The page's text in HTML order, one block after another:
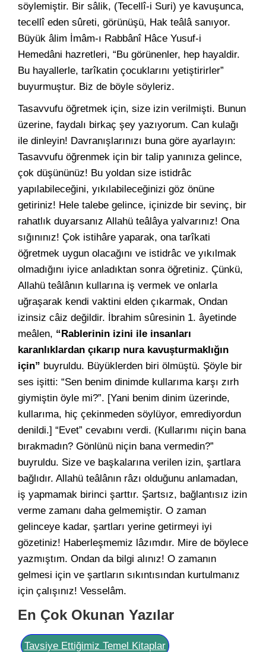
söylemiştir. Bir sâlik, (Tecellî-i Suri) ye kavuşunca,
tecellî eden sûreti, görünüşü, Hak teâlâ sanıyor.
Büyük âlim İmâm-ı Rabbânî Hâce Yusuf-i
Hemedâni hazretleri, “Bu görünenler, hep hayaldir.
Bu hayallerle, tarîkatin çocuklarını yetiştirirler”
buyurmuştur. Biz de böyle söyleriz.
Tasavvufu öğretmek için, size izin verilmişti. Bunun
üzerine, faydalı birkaç şey yazıyorum. Can kulağı
ile dinleyin! Davranışlarınızı buna göre ayarlayın:
Tasavvufu öğrenmek için bir talip yanınıza gelince,
çok düşününüz! Bu yoldan size istidrâc
yapılabileceğini, yıkılabileceğinizi göz önüne
getiriniz! Hele talebe gelince, içinizde bir sevinç, bir
rahatlık duyarsanız Allahü teâlâya yalvarınız! Ona
sığınınız! Çok istihâre yaparak, ona tarîkati
öğretmek uygun olacağını ve istidrâc ve yıkılmak
olmadığını iyice anladıktan sonra öğretiniz. Çünkü,
Allahü teâlânın kullarına iş vermek ve onlarla
uğraşarak kendi vaktini elden çıkarmak, Ondan
izinsiz câiz değildir. İbrahim sûresinin 1. âyetinde
meâlen, “Rablerinin izini ile insanları
karanlıklardan çıkarıp nura kavuşturmaklığın
için” buyruldu. Büyüklerden biri ölmüştü. Şöyle bir
ses işitti: “Sen benim dinimde kullarıma karşı zırh
giymiştin öyle mi?”. [Yani benim dinim üzerinde,
kullarıma, hiç çekinmeden söylüyor, emrediyordun
denildi.] “Evet” cevabını verdi. (Kullarımı niçin bana
bırakmadın? Gönlünü niçin bana vermedin?”
buyruldu. Size ve başkalarına verilen izin, şartlara
bağlıdır. Allahü teâlânın râzı olduğunu anlamadan,
iş yapmamak birinci şarttır. Şartsız, bağlantısız izin
verme zamanı daha gelmemiştir. O zaman
gelinceye kadar, şartları yerine getirmeyi iyi
gözetiniz! Haberleşmemiz lâzımdır. Mire de böylece
yazmıştım. Ondan da bilgi alınız! O zamanın
gelmesi için ve şartların sıkıntısından kurtulmanız
için çalışınız! Vesselâm.
En Çok Okunan Yazılar
Tavsiye Ettiğimiz Temel Kitaplar